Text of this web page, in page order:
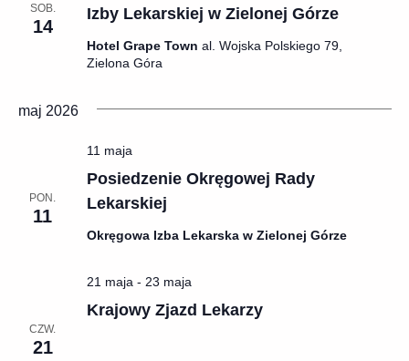
SOB.
14
Izby Lekarskiej w Zielonej Górze
Hotel Grape Town al. Wojska Polskiego 79,
Zielona Góra
maj 2026
PON.
11
Posiedzenie Okręgowej Rady
Lekarskiej
11 maja
Okręgowa Izba Lekarska w Zielonej Górze
CZW.
21
Krajowy Zjazd Lekarzy
21 maja - 23 maja